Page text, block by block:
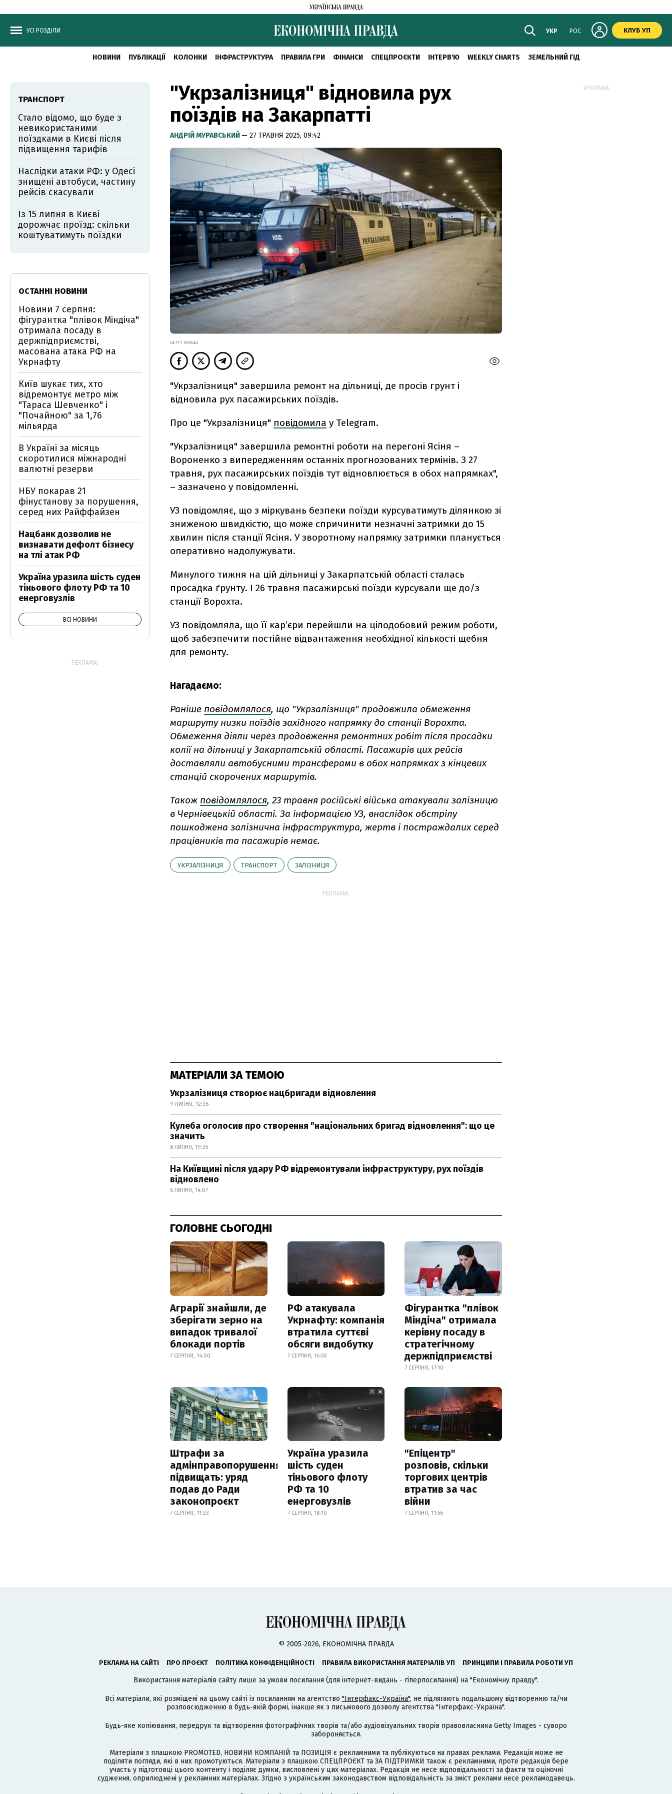
УСІ РОЗДІЛИ УКР РОС КЛУБ УП
НОВИНИ ПУБЛІКАЦІЇ КОЛОНКИ ІНФРАСТРУКТУРА ПРАВИЛА ГРИ ФІНАНСИ СПЕЦПРОЄКТИ ІНТЕРВ'Ю WEEKLY CHARTS ЗЕМЕЛЬНИЙ ГІД
"Укрзалізниця" відновила рух
поїздів на Закарпатті
АНДРІЙ МУРАВСЬКИЙ — 27 ТРАВНЯ 2025, 09:42
GETTY IMAGES
"Укрзалізниця" завершила ремонт на дільниці, де просів грунт і
відновила рух пасажирських поїздів.
Про це "Укрзалізниця" повідомила у Telegram.
"Укрзалізниця" завершила ремонтні роботи на перегоні Ясіня –
Вороненко з випередженням останніх прогнозованих термінів. З 27
травня, рух пасажирських поїздів тут відновлюється в обох напрямках",
– зазначено у повідомленні.
УЗ повідомляє, що з міркувань безпеки поїзди курсуватимуть ділянкою зі
зниженою швидкістю, що може спричинити незначні затримки до 15
хвилин після станції Ясіня. У зворотному напрямку затримки планується
оперативно надолужувати.
Минулого тижня на цій дільниці у Закарпатській області сталась
просадка ґрунту. І 26 травня пасажирські поїзди курсували ще до/з
станції Ворохта.
УЗ повідомляла, що її карʼєри перейшли на цілодобовий режим роботи,
щоб забезпечити постійне відвантаження необхідної кількості щебня
для ремонту.
Нагадаємо:
Раніше повідомлялося, що "Укрзалізниця" продовжила обмеження
маршруту низки поїздів західного напрямку до станціі Ворохта.
Обмеження діяли через продовження ремонтних робіт після просадки
колії на дільниці у Закарпатській області. Пасажирів цих рейсів
доставляли автобусними трансферами в обох напрямках з кінцевих
станцій скорочених маршрутів.
Також повідомлялося, 23 травня російські війська атакували залізницю
в Чернівецькій області. За інформацією УЗ, внаслідок обстрілу
пошкоджена залізнична інфраструктура, жертв і постраждалих серед
працівників та пасажирів немає.
УКРЗАЛІЗНИЦЯ ТРАНСПОРТ ЗАЛІЗНИЦЯ
РЕКЛАМА:
МАТЕРІАЛИ ЗА ТЕМОЮ
Укрзалізниця створює нацбригади відновлення
9 ЛИПНЯ, 12:36
Кулеба оголосив про створення "національних бригад відновлення": що це
значить
8 ЛИПНЯ, 19:35
На Київщині після удару РФ відремонтували інфраструктуру, рух поїздів
відновлено
6 ЛИПНЯ, 14:07
ГОЛОВНЕ СЬОГОДНІ
Аграрії знайшли, де
зберігати зерно на
випадок тривалої
блокади портів
7 СЕРПНЯ, 14:00
РФ атакувала
Укрнафту: компанія
втратила суттєві
обсяги видобутку
7 СЕРПНЯ, 16:50
Фігурантка "плівок
Міндіча" отримала
керівну посаду в
стратегічному
держпідприємстві
7 СЕРПНЯ, 17:10
Штрафи за
адмінправопорушення
підвищать: уряд
подав до Ради
законопроєкт
7 СЕРПНЯ, 11:23
Україна уразила
шість суден
тіньового флоту
РФ та 10
енерговузлів
7 СЕРПНЯ, 18:10
"Епіцентр"
розповів, скільки
торгових центрів
втратив за час
війни
7 СЕРПНЯ, 11:56
ТРАНСПОРТ
Стало відомо, що буде з
невикористаними
поїздками в Києві після
підвищення тарифів
Наслідки атаки РФ: у Одесі
знищені автобуси, частину
рейсів скасували
Із 15 липня в Києві
дорожчає проїзд: скільки
коштуватимуть поїздки
ОСТАННІ НОВИНИ
Новини 7 серпня:
фігурантка "плівок Міндіча"
отримала посаду в
держпідприємстві,
масована атака РФ на
Укрнафту
Київ шукає тих, хто
відремонтує метро між
"Тараса Шевченко" і
"Почайною" за 1,76
мільярда
В Україні за місяць
скоротилися міжнародні
валютні резерви
НБУ покарав 21
фінустанову за порушення,
серед них Райффайзен
Нацбанк дозволив не
визнавати дефолт бізнесу
на тлі атак РФ
Україна уразила шість суден
тіньового флоту РФ та 10
енерговузлів
ВСІ НОВИНИ
РЕКЛАМА:
РЕКЛАМА:
© 2005-2026, ЕКОНОМІЧНА ПРАВДА
РЕКЛАМА НА САЙТІ ПРО ПРОЄКТ ПОЛІТИКА КОНФІДЕНЦІЙНОСТІ ПРАВИЛА ВИКОРИСТАННЯ МАТЕРІАЛІВ УП ПРИНЦИПИ І ПРАВИЛА РОБОТИ УП
Використання матеріалів сайту лише за умови посилання (для інтернет-видань - гіперпосилання) на "Економічну правду".
Всі матеріали, які розміщені на цьому сайті із посиланням на агентство "Інтерфакс-Україна", не підлягають подальшому відтворенню та/чи
розповсюдженню в будь-якій формі, інакше як з письмового дозволу агентства "Інтерфакс-Україна".
Будь-яке копіювання, передрук та відтворення фотографічних творів та/або аудіовізуальних творів правовласника Getty Images - суворо
забороняється.
Матеріали з плашкою PROMOTED, НОВИНИ КОМПАНІЙ та ПОЗИЦІЯ є рекламними та публікуються на правах реклами. Редакція може не
поділяти погляди, які в них промотуються. Матеріали з плашкою СПЕЦПРОЄКТ та ЗА ПІДТРИМКИ також є рекламними, проте редакція бере
участь у підготовці цього контенту і поділяє думки, висловлені у цих матеріалах. Редакція не несе відповідальності за факти та оціночні
судження, оприлюднені у рекламних матеріалах. Згідно з українським законодавством відповідальність за зміст реклами несе рекламодавець.